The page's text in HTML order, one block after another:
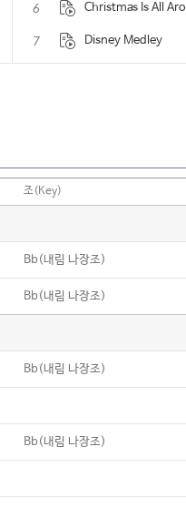
6 Christmas Is All
7 Disney Medley
11 HERO (From the
12 Happy Christmas
15 Into the Unknown
17 Let It Go (겨울왕국)
19 My Christmas Tree
21 My Heart Will Go
조(Key)
Bb(내림 나장조)
Bb(내림 나장조)
Bb(내림 나장조)
Bb(내림 나장조)